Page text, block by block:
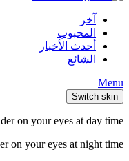
آخر
المحبوب
أحدث الأخبار
الشائع
Menu
Switch skin
on your eyes at day time.
on your eyes at night time.